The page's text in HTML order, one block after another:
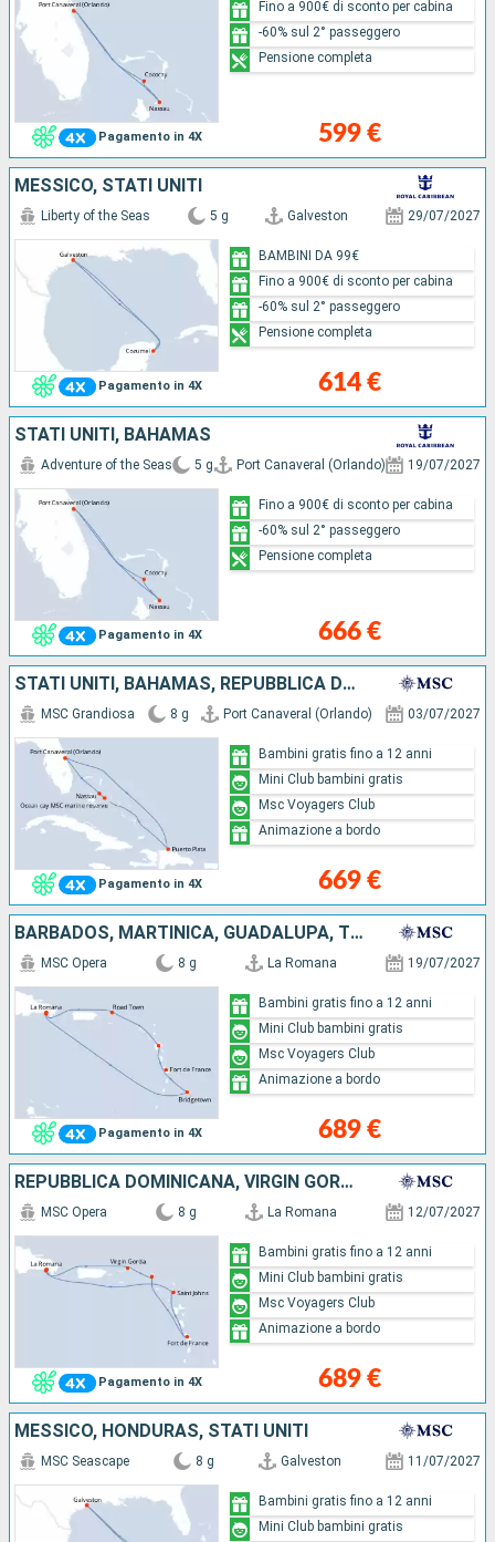
Pagamento in 4X 599 €
Fino a 900€ di sconto per cabina
-60% sul 2° passeggero
Pensione completa
MESSICO, STATI UNITI
Pagamento in 4X
Liberty of the Seas 5 g Galveston 29/07/2027
614 €
BAMBINI DA 99€
Fino a 900€ di sconto per cabina
-60% sul 2° passeggero
Pensione completa
STATI UNITI, BAHAMAS
Pagamento in 4X
Adventure of the Seas 5 g Port Canaveral (Orlando) 19/07/2027
666 €
Fino a 900€ di sconto per cabina
-60% sul 2° passeggero
Pensione completa
STATI UNITI, BAHAMAS, REPUBBLICA DOMINICANA
Pagamento in 4X
MSC Grandiosa 8 g Port Canaveral (Orlando) 03/07/2027
669 €
Bambini gratis fino a 12 anni
Mini Club bambini gratis
Msc Voyagers Club
Animazione a bordo
BARBADOS, MARTINICA, GUADALUPA, TORTOLA, REPUBBLICA DOMINICANA
Pagamento in 4X
MSC Opera 8 g La Romana 19/07/2027
689 €
Bambini gratis fino a 12 anni
Mini Club bambini gratis
Msc Voyagers Club
Animazione a bordo
REPUBBLICA DOMINICANA, VIRGIN GORDA, SAINT MARTIN, MARTINICA, ANTIGUA E BARBUDA
Pagamento in 4X
MSC Opera 8 g La Romana 12/07/2027
689 €
Bambini gratis fino a 12 anni
Mini Club bambini gratis
Msc Voyagers Club
Animazione a bordo
MESSICO, HONDURAS, STATI UNITI
MSC Seascape 8 g Galveston 11/07/2027
Bambini gratis fino a 12 anni
Mini Club bambini gratis